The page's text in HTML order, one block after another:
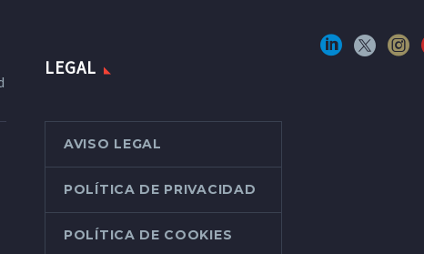
LEGAL
AVISO LEGAL
POLÍTICA DE PRIVACIDAD
POLÍTICA DE COOKIES